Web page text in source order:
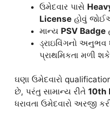
ઉમેદવાર પાસે
License હોવું
માન્ય PSV Badge
ડ્રાઇવિંગનો અનુભવ
પ્રાથમિકતા મળી શકે
ઘણા ઉમેદવારો
છે, પરંતુ સામાન્ય રીતે 10th
ધરાવતા ઉમેદવારો અરજી